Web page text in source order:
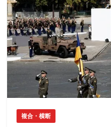
複合・横断